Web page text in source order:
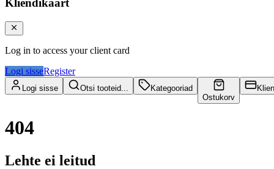
Kliendikaart
Log in to access your client card
Logi sisseRegister
Logi sisse Otsi tooteid...
Kategooriad
Ostukorv
404
Lehte ei leitud